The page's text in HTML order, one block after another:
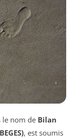
le nom de Bilan
, est soumis